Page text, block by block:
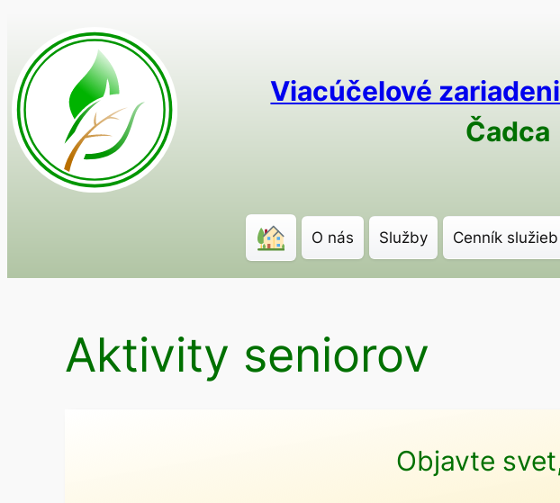
obsah
Viacúčelové
Čadca
O nás Služby Cenník služieb
Aktivity seniorov
Objavte